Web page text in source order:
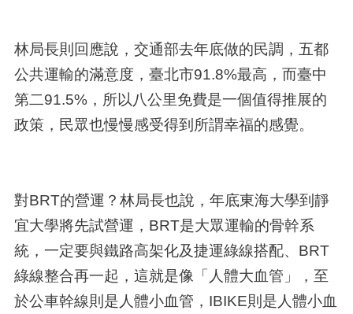
林局長則回應說，交通部去年底做的民調，五都
公共運輸的滿意度，臺北市91.8%最高，而臺中
第二91.5%，所以八公里免費是一個值得推展的
政策，民眾也慢慢感受得到所謂幸福的感覺。
對BRT的營運？林局長也說，年底東海大學到靜
宜大學將先試營運，BRT是大眾運輸的骨幹系
統，一定要與鐵路高架化及捷運綠線搭配、BRT
綠線整合再一起，這就是像「人體大血管」，至
於公車幹線則是人體小血管，IBIKE則是人體小血